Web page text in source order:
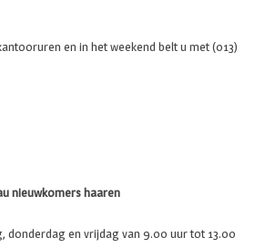
en in het weekend belt u met (013)
nieuwkomers haaren
donderdag en vrijdag van 9.00 uur tot 13.00